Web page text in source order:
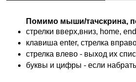
BMW
ADIVA
ADLY
Помимо мыши/тачскрина,
стрелки вверх,вниз, home,
клавиша enter, стрелка
cтрелка влево - выход их
буквы и цифры - если